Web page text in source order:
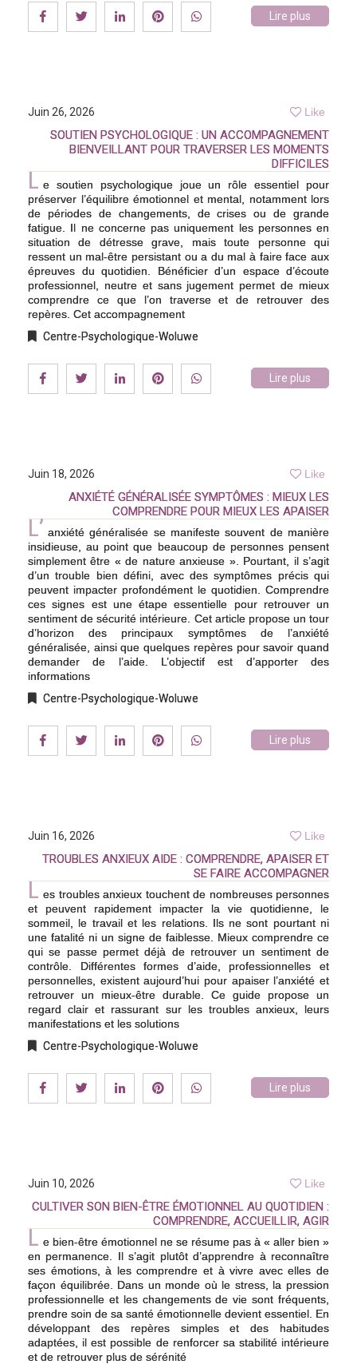
Lire plus
Juin 26, 2026 Like
SOUTIEN PSYCHOLOGIQUE : UN ACCOMPAGNEMENT
BIENVEILLANT POUR TRAVERSER LES MOMENTS
DIFFICILES
L e soutien psychologique joue un rôle essentiel pour
préserver l’équilibre émotionnel et mental, notamment lors
de périodes de changements, de crises ou de grande
fatigue. Il ne concerne pas uniquement les personnes en
situation de détresse grave, mais toute personne qui
ressent un mal-être persistant ou a du mal à faire face aux
épreuves du quotidien. Bénéficier d’un espace d’écoute
professionnel, neutre et sans jugement permet de mieux
comprendre ce que l’on traverse et de retrouver des
repères. Cet accompagnement
Centre-Psychologique-Woluwe
Lire plus
Juin 18, 2026 Like
ANXIÉTÉ GÉNÉRALISÉE SYMPTÔMES : MIEUX LES
COMPRENDRE POUR MIEUX LES APAISER
L’ anxiété généralisée se manifeste souvent de manière
insidieuse, au point que beaucoup de personnes pensent
simplement être « de nature anxieuse ». Pourtant, il s’agit
d’un trouble bien défini, avec des symptômes précis qui
peuvent impacter profondément le quotidien. Comprendre
ces signes est une étape essentielle pour retrouver un
sentiment de sécurité intérieure. Cet article propose un tour
d’horizon des principaux symptômes de l’anxiété
généralisée, ainsi que quelques repères pour savoir quand
demander de l’aide. L’objectif est d’apporter des
informations
Centre-Psychologique-Woluwe
Lire plus
Juin 16, 2026 Like
TROUBLES ANXIEUX AIDE : COMPRENDRE, APAISER ET
SE FAIRE ACCOMPAGNER
L es troubles anxieux touchent de nombreuses personnes
et peuvent rapidement impacter la vie quotidienne, le
sommeil, le travail et les relations. Ils ne sont pourtant ni
une fatalité ni un signe de faiblesse. Mieux comprendre ce
qui se passe permet déjà de retrouver un sentiment de
contrôle. Différentes formes d’aide, professionnelles et
personnelles, existent aujourd’hui pour apaiser l’anxiété et
retrouver un mieux-être durable. Ce guide propose un
regard clair et rassurant sur les troubles anxieux, leurs
manifestations et les solutions
Centre-Psychologique-Woluwe
Lire plus
Juin 10, 2026 Like
CULTIVER SON BIEN-ÊTRE ÉMOTIONNEL AU QUOTIDIEN :
COMPRENDRE, ACCUEILLIR, AGIR
L e bien-être émotionnel ne se résume pas à « aller bien »
en permanence. Il s’agit plutôt d’apprendre à reconnaître
ses émotions, à les comprendre et à vivre avec elles de
façon équilibrée. Dans un monde où le stress, la pression
professionnelle et les changements de vie sont fréquents,
prendre soin de sa santé émotionnelle devient essentiel. En
développant des repères simples et des habitudes
adaptées, il est possible de renforcer sa stabilité intérieure
et de retrouver plus de sérénité